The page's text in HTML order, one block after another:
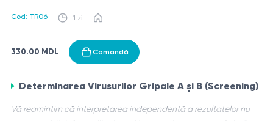
Cod: TR06 1 zi
330.00 MDL Comandă
Determinarea Virusurilor Gripale A și B (Screening)
Vă reamintim că interpretarea independentă a rezultatelor nu